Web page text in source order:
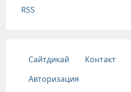
RSS
Подвал
Сайтдикай Контакт
Авторизация